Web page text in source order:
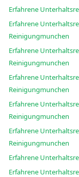
Erfahrene
Reinigungmunchen
Erfahrene
Reinigungmunchen
Erfahrene
Reinigungmunchen
Erfahrene
Reinigungmunchen
Erfahrene
Reinigungmunchen
Erfahrene